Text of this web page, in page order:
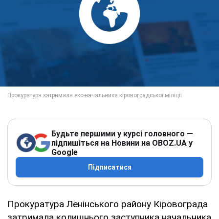
Будьте першими у курсі головного —
підпишіться на Новини на OBOZ.UA у
Google
Підписатися
Прокуратура Ленінського району Кіровограда